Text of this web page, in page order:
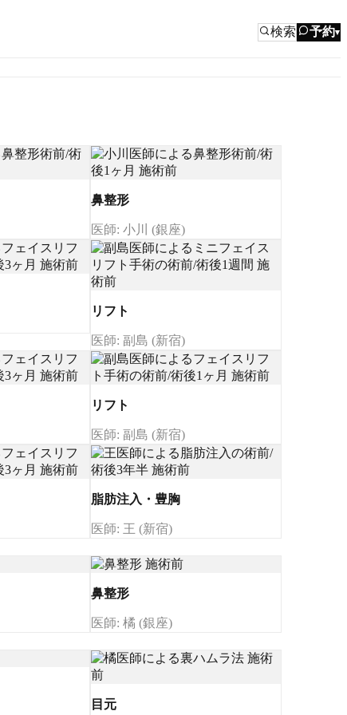
検索 予約▾
鼻整形
医師: 小川 (銀座)
リフト
医師: 副島 (新宿)
リフト
医師: 副島 (新宿)
脂肪注入・豊胸
医師: 王 (新宿)
鼻整形
医師: 橘 (銀座)
目元